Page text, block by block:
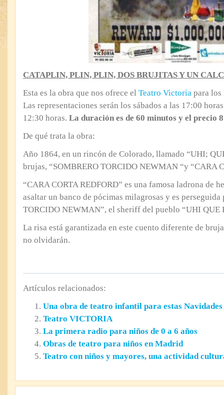
CATAPLIN, PLIN, PLIN, DOS BRUJITAS Y UN
Esta es la obra que nos ofrece el Teatro Victoria para los
Las representaciones serán los sábados a las 17:00
12:30 horas. La duración es de 60 minutos y el precio
De qué trata la obra:
Año 1864, en un rincón de Colorado, llamado “UHI;
brujas, “SOMBRERO TORCIDO NEWMAN “y “CARA
“CARA CORTA REDFORD” es una famosa ladrona de
asaltar un banco de pócimas milagrosas y es perseguida
TORCIDO NEWMAN”, el sheriff del pueblo “UHI QUE
La risa está garantizada en este cuento diferente de
no olvidarán.
Artículos relacionados:
Una obra de teatro infantil para estas Navidades
Teatro VICTORIA
La primera radio para niños de 0 a 6 años
Obras de teatro para niños en Madrid
Teatro con niños y mayores, una actividad